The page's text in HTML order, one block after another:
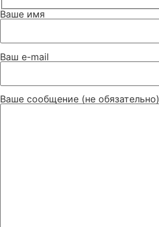
Ваше имя
Ваш e-mail
Ваше сообщение (не обязательно)